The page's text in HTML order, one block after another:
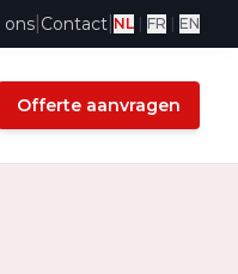
ons Contact NL FR EN
Offerte aanvragen